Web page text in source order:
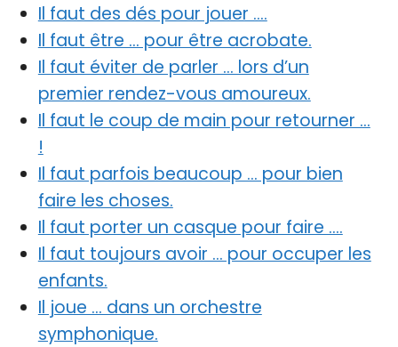
Il faut des dés pour jouer ….
Il faut être … pour être acrobate.
Il faut éviter de parler … lors d’un
premier rendez-vous amoureux.
Il faut le coup de main pour retourner …
!
Il faut parfois beaucoup … pour bien
faire les choses.
Il faut porter un casque pour faire ….
Il faut toujours avoir … pour occuper les
enfants.
Il joue … dans un orchestre
symphonique.